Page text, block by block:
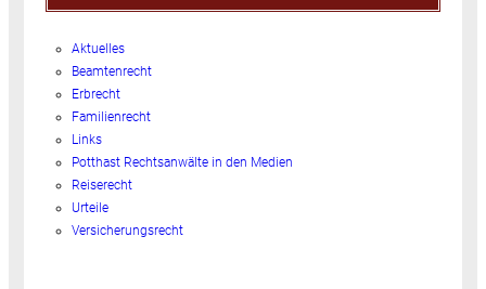
Aktuelles
Beamtenrecht
Erbrecht
Familienrecht
Links
Potthast Rechtsanwälte in den Medien
Reiserecht
Urteile
Versicherungsrecht